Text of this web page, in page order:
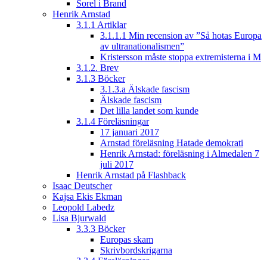
Sorel i Brand
Henrik Arnstad
3.1.1 Artiklar
3.1.1.1 Min recension av ”Så hotas Europa
av ultranationalismen”
Kristersson måste stoppa extremisterna i M
3.1.2. Brev
3.1.3 Böcker
3.1.3.a Älskade fascism
Älskade fascism
Det lilla landet som kunde
3.1.4 Föreläsningar
17 januari 2017
Arnstad föreläsning Hatade demokrati
Henrik Arnstad: föreläsning i Almedalen 7
juli 2017
Henrik Arnstad på Flashback
Isaac Deutscher
Kajsa Ekis Ekman
Leopold Labedz
Lisa Bjurwald
3.3.3 Böcker
Europas skam
Skrivbordskrigarna